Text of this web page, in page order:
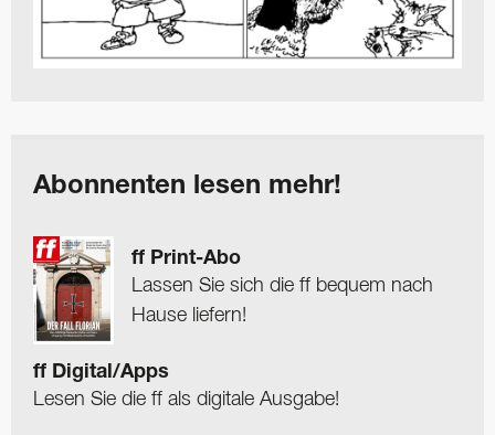
Abonnenten lesen mehr!
ff Print-Abo
Lassen Sie sich die ff bequem nach
Hause liefern!
ff Digital/Apps
Lesen Sie die ff als digitale Ausgabe!